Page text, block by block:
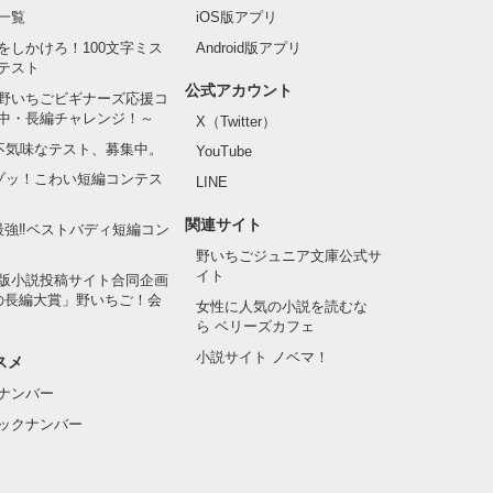
覧
しかけろ！100文字ミス
スト
いちごビギナーズ応援コ
・長編チャレンジ！～
味なテスト、募集中。
ッ！こわい短編コンテス
強‼ベストバディ短編コン
小説投稿サイト合同企画
長編大賞」野いちご！会
メ
ンバー
クナンバー
iOS版アプリ
Android版アプリ
公式アカウント
X（Twitter）
YouTube
LINE
関連サイト
野いちごジュニア文庫公式サ
イト
女性に人気の小説を読むな
ら ベリーズカフェ
小説サイト ノベマ！